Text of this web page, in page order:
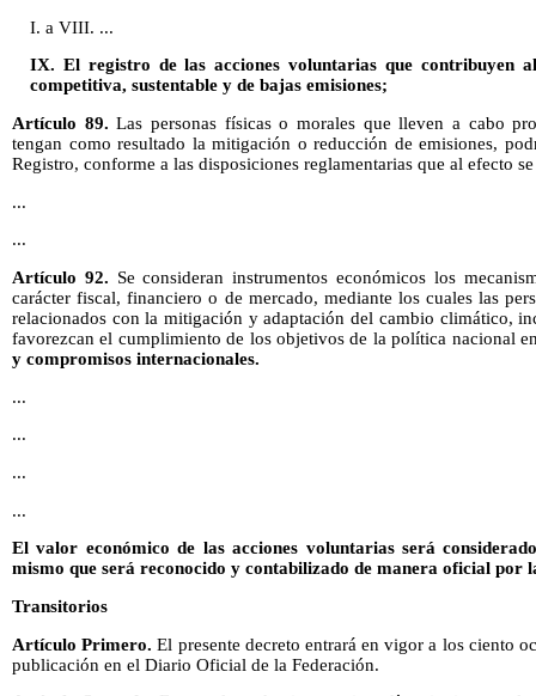
I. a VIII. ...
IX. El registro de las acciones voluntarias que contribuyen
competitiva, sustentable y de bajas emisiones;
Artículo 89. Las personas físicas o morales que lleven a cabo
tengan como resultado la mitigación o reducción de emisiones,
Registro, conforme a las disposiciones reglamentarias que al efecto
...
...
Artículo 92. Se consideran instrumentos económicos los
carácter fiscal, financiero o de mercado, mediante los cuales las
relacionados con la mitigación y adaptación del cambio climático,
favorezcan el cumplimiento de los objetivos de la política nacional
y compromisos internacionales.
...
...
...
...
El valor económico de las acciones voluntarias será
mismo que será reconocido y contabilizado de manera oficial por
Transitorios
Artículo Primero. El presente decreto entrará en vigor a los ciento
publicación en el Diario Oficial de la Federación.